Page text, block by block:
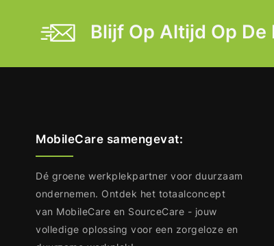
Blijf Op Altijd Op De
MobileCare samengevat:
Dé groene werkplekpartner voor duurzaam
ondernemen. Ontdek het totaalconcept
van MobileCare en SourceCare - jouw
volledige oplossing voor een zorgeloze en